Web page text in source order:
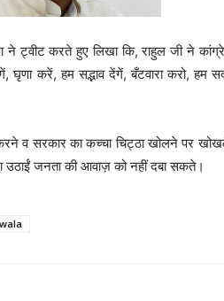
ने ट्वीट करते हुए लिखा कि, राहुल जी ने
घृणा करें, हम सद्भाव देंगें, बँटवारा करो, हम
करने व सरकार का कच्चा चिट्ठा खोलने पर
उठाईं जनता की आवाज़ को नहीं दबा सकते।